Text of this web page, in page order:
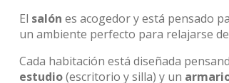
El salón es acogedor y está pensado
un ambiente perfecto para relajarse
Cada habitación está diseñada
estudio(escritorio y silla) y un